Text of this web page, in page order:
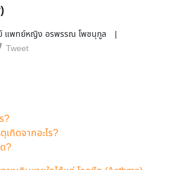
ย์ แพทย์หญิง อรพรรณ โพชนุกูล
Tweet
?
เกิดจากอะไร?
?